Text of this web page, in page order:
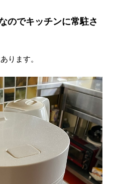
のでキッチンに常駐さ
ります。